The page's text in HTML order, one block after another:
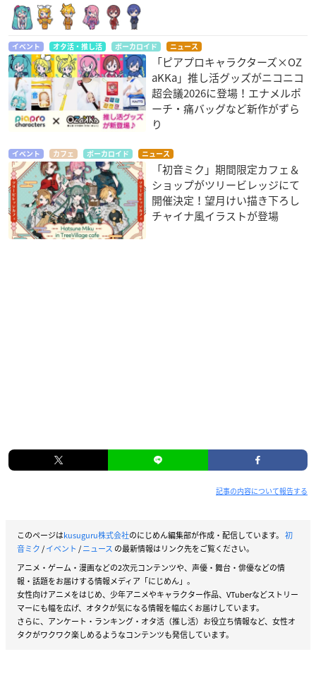
イベント オタ活・推し活 ボーカロイド ニュース
「ピアプロキャラクターズ×OZ
aKKa」推し活グッズがニコニコ
超会議2026に登場！エナメルポ
ーチ・痛バッグなど新作がずら
り
イベント カフェ ボーカロイド ニュース
「初音ミク」期間限定カフェ＆
ショップがツリービレッジにて
開催決定！望月けい描き下ろし
チャイナ風イラストが登場
記事の内容について報告する
このページはkusuguru株式会社のにじめん編集部が作成・配信しています。 初
音ミク/イベント /ニュース の最新情報はリンク先をご覧ください。
アニメ・ゲーム・漫画などの2次元コンテンツや、声優・舞台・俳優などの情
報・話題をお届けする情報メディア「にじめん」。
女性向けアニメをはじめ、少年アニメやキャラクター作品、VTuberなどストリー
マーにも幅を広げ、オタクが気になる情報を幅広くお届けしています。
さらに、アンケート・ランキング・オタ活（推し活）お役立ち情報など、女性オ
タクがワクワク楽しめるようなコンテンツも発信しています。